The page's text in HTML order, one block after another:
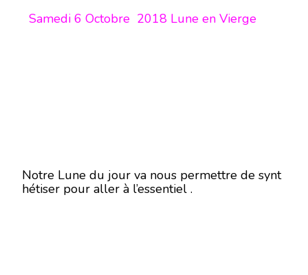
Samedi 6 Octobre 2018 Lune en Vierge
Notre Lune du jour va nous permettre de synt
hétiser pour aller à l’essentiel .